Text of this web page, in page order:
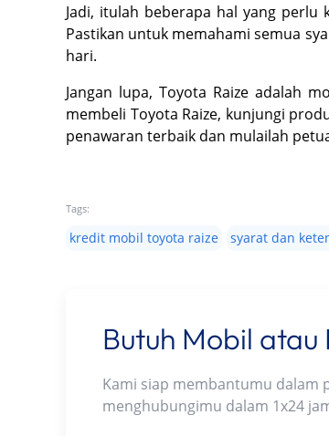
Jadi, itulah beberapa hal yang perlu
Pastikan untuk memahami semua
hari.
Jangan lupa, Toyota Raize adalah
membeli Toyota Raize, kunjungi
penawaran terbaik dan mulailah
Tags:
kredit mobil toyota raize syarat dan
Butuh Mobil
Kami siap membantumu dalam
menghubungimu dalam 1x24